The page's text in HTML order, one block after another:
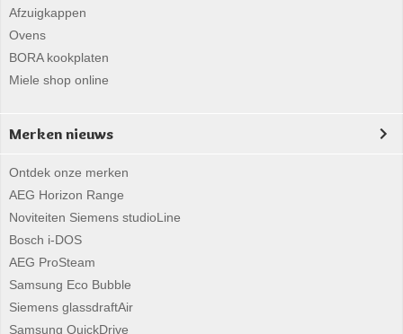
Afzuigkappen
Ovens
BORA kookplaten
Miele shop online
Merken nieuws
Ontdek onze merken
AEG Horizon Range
Noviteiten Siemens studioLine
Bosch i-DOS
AEG ProSteam
Samsung Eco Bubble
Siemens glassdraftAir
Samsung QuickDrive